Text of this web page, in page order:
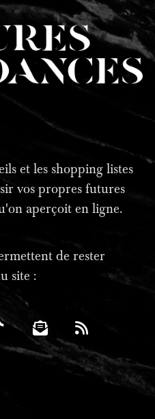
et les shopping listes
vos propres futures
aperçoit en ligne.
de rester
site :